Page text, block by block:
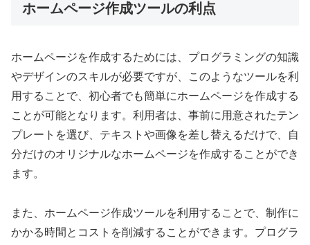
ホームページ作成ツールの利点
ホームページを作成するためには、プログラミングの知識
やデザインのスキルが必要ですが、このようなツールを利
用することで、初心者でも簡単にホームページを作成する
ことが可能となります。利用者は、事前に用意されたテン
プレートを選び、テキストや画像を差し替えるだけで、自
分だけのオリジナルなホームページを作成することができ
ます。
また、ホームページ作成ツールを利用することで、制作に
かかる時間とコストを削減することができます。プログラ